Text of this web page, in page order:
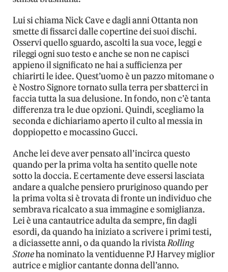
Lui si chiama Nick Cave e dagli anni Ottanta non
smette di fissarci dalle copertine dei suoi dischi.
Osservi quello sguardo, ascolti la sua voce, leggi e
rileggi ogni suo testo e anche se non ne capisci
appieno il significato ne hai a sufficienza per
chiarirti le idee. Quest’uomo è un pazzo mitomane o
è Nostro Signore tornato sulla terra per sbatterci in
faccia tutta la sua delusione. In fondo, non c’è tanta
differenza tra le due opzioni. Quindi, scegliamo la
seconda e dichiariamo aperto il culto al messia in
doppiopetto e mocassino Gucci.
Anche lei deve aver pensato all’incirca questo
quando per la prima volta ha sentito quelle note
sotto la doccia. E certamente deve essersi lasciata
andare a qualche pensiero pruriginoso quando per
la prima volta si è trovata di fronte un individuo che
sembrava ricalcato a sua immagine e somiglianza.
Lei è una cantautrice adulta da sempre, fin dagli
esordi, da quando ha iniziato a scrivere i primi testi,
a diciassette anni, o da quando la rivistaRolling
Stoneha nominato la ventiduenne PJ Harvey miglior
autrice e miglior cantante donna dell’anno.